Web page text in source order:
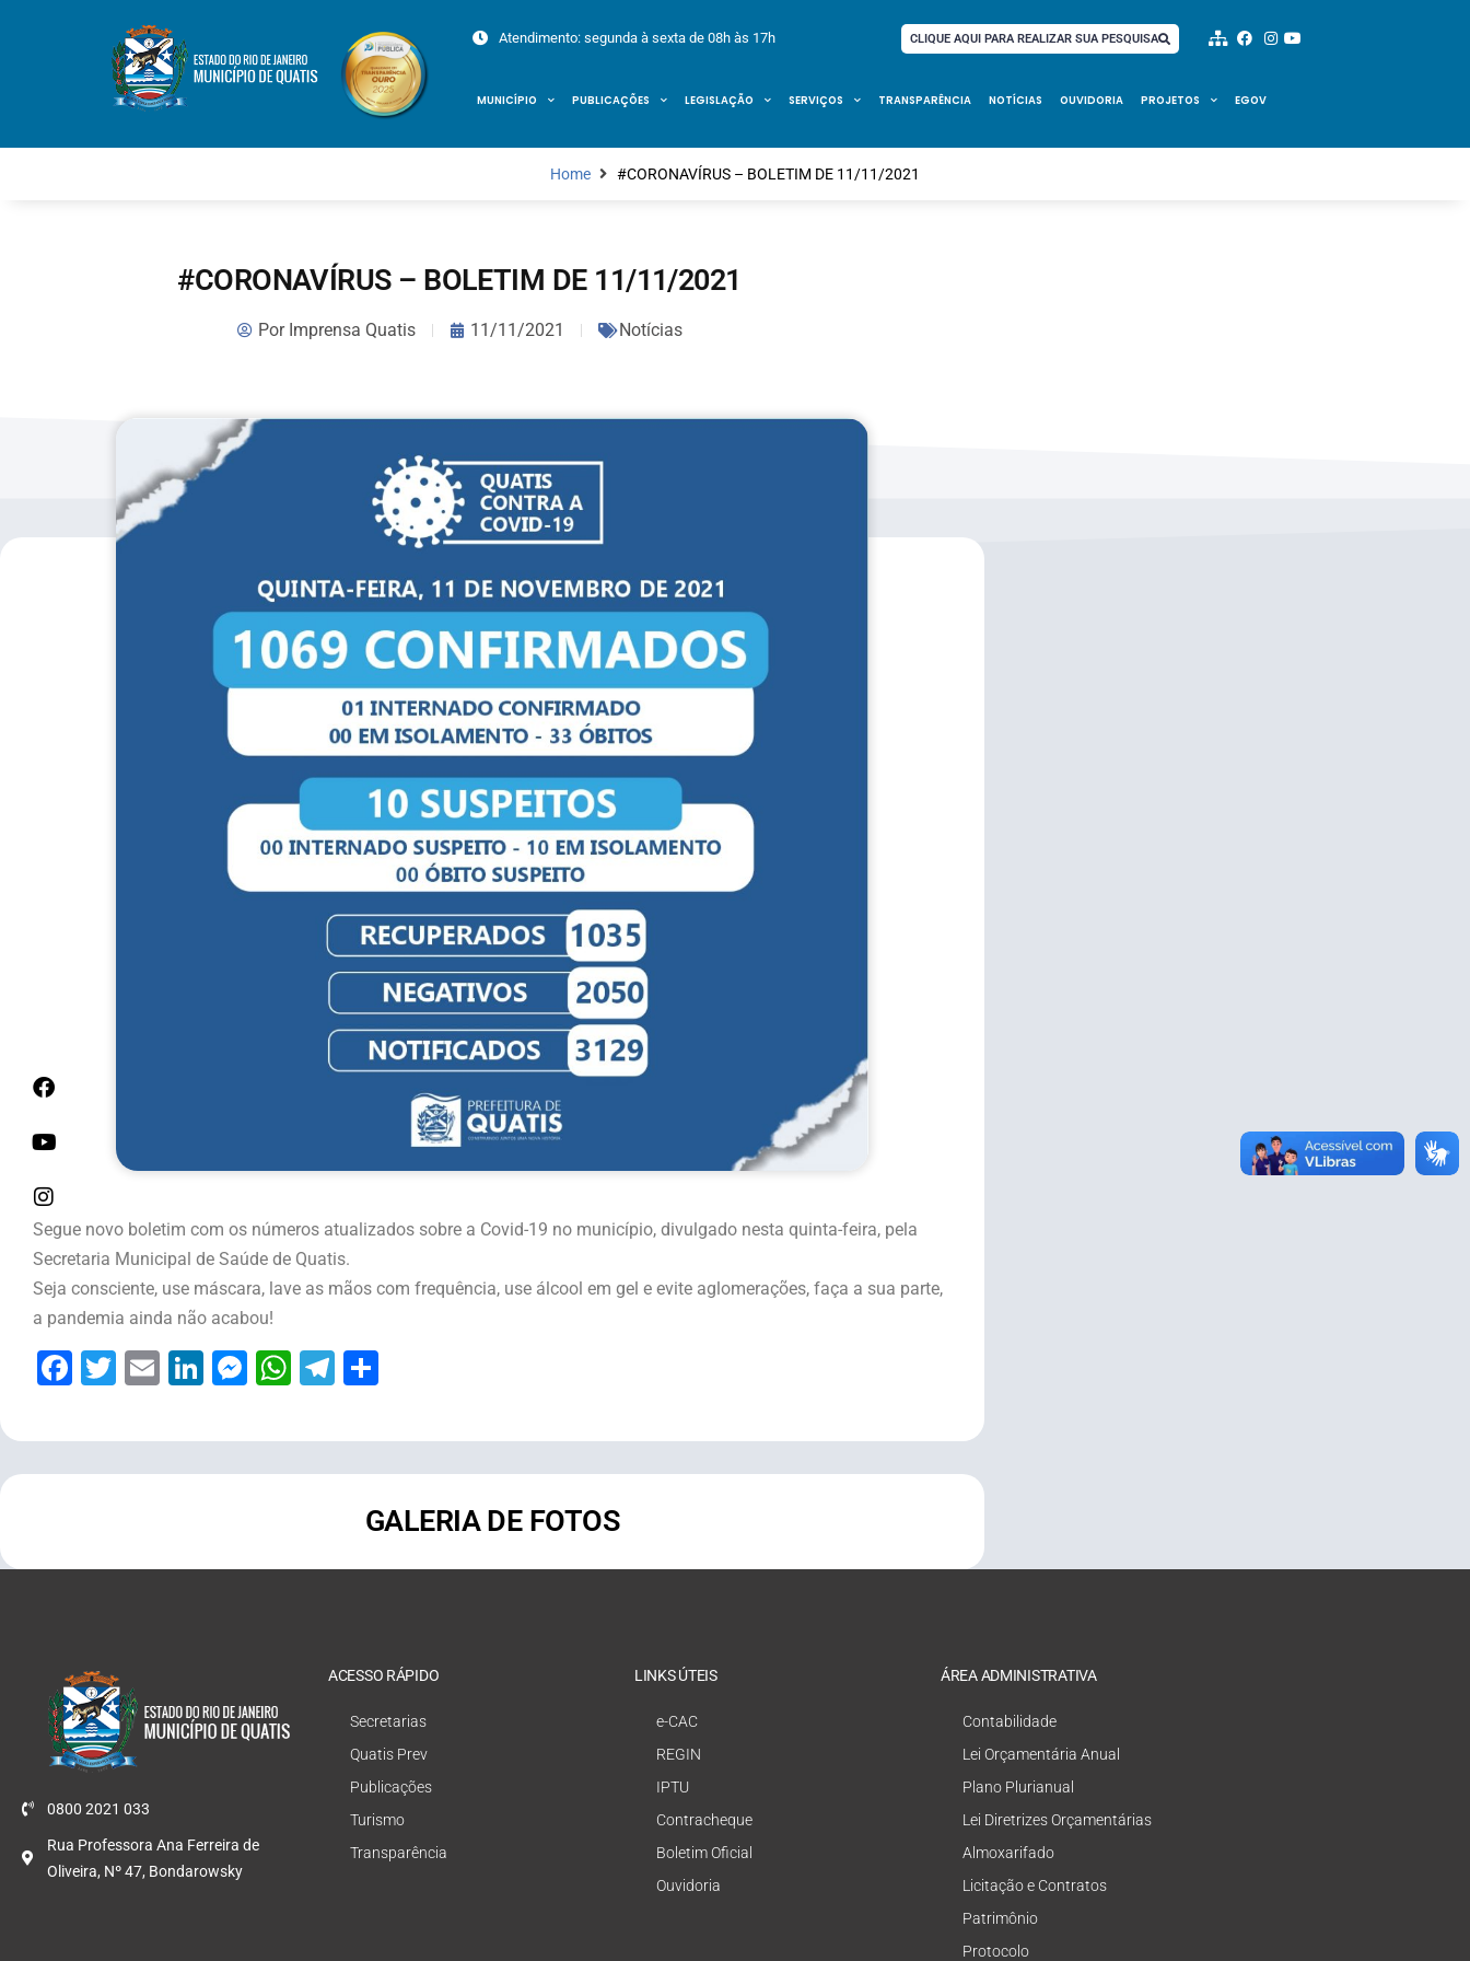
Atendimento: segunda à sexta de 08h às 17h CLIQUE AQUI PARA REALIZAR SUA PESQUISA
MUNICÍPIO PUBLICAÇÕES LEGISLAÇÃO SERVIÇOS TRANSPARÊNCIA NOTÍCIAS OUVIDORIA PROJETOS EGOV
Home #CORONAVÍRUS – BOLETIM DE 11/11/2021
#CORONAVÍRUS – BOLETIM DE 11/11/2021
PorImprensa Quatis 11/11/2021 Notícias
Segue novo boletim com os números atualizados sobre a Covid-19 no município, divulgado nesta quinta-feira, pela
Secretaria Municipal de Saúde de Quatis.
Seja consciente, use máscara, lave as mãos com frequência, use álcool em gel e evite aglomerações, faça a sua parte,
a pandemia ainda não acabou!
Facebook
Twitter
EmailLinkedIn
Messenger
WhatsApp
Telegram
GALERIA DE FOTOS
0800 2021 033
Rua Professora Ana Ferreira de
Oliveira, Nº 47, Bondarowsky
ACESSO RÁPIDO
Secretarias
Quatis Prev
Publicações
Turismo
Transparência
LINKS ÚTEIS
e-CAC
REGIN
IPTU
Contracheque
Boletim Oficial
Ouvidoria
ÁREA ADMINISTRATIVA
Contabilidade
Lei Orçamentária Anual
Plano Plurianual
Lei Diretrizes Orçamentárias
Almoxarifado
Licitação e Contratos
Patrimônio
Protocolo